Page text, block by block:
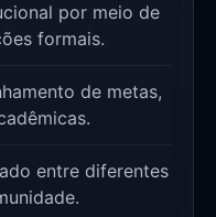
por meio de
formais.
de metas,
entre diferentes